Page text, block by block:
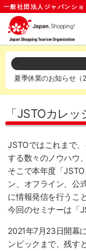
一般社団法人ジャパンシ
当協会につい
お知らせ
各種資料
ログイン
夏季休業のお知らせ（
「JSTOカレ
JSTOではこれまで
する数々のノウハウ
そこで本年度「
ン、オフライン、公
に情報発信を行うこ
今回のセミナーは「
2021年7月23日開幕
ンピックまで、残す